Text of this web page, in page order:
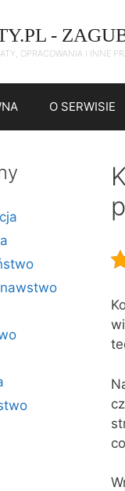
-
OPRACOWANIA I INNE
O SERWISIE